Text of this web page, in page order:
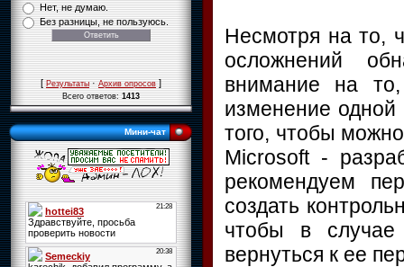
Нет, не думаю.
Без разницы, не пользуюсь.
[Результаты·Архив опросов]
Всего ответов:1413
Мини-чат
Несмотря на то,
осложнений
внимание на
изменение одной
того, чтобы
Microsoft -
рекомендуем
создать
чтобы в
вернуться к ее